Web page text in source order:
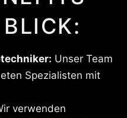
Unser Team
Spezialisten mit
verwenden